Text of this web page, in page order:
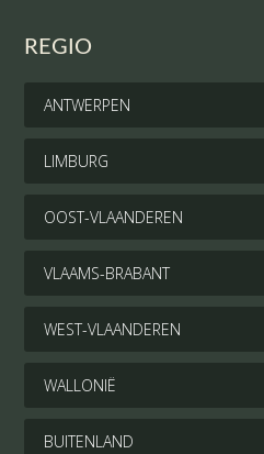
REGIO
ANTWERPEN
LIMBURG
OOST-VLAANDEREN
VLAAMS-BRABANT
WEST-VLAANDEREN
WALLONIË
BUITENLAND